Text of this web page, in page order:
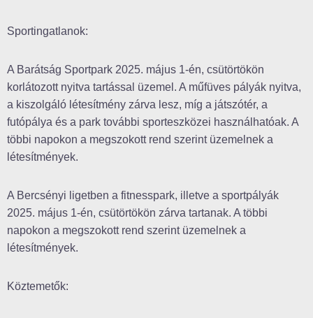
Sportingatlanok:
A Barátság Sportpark 2025. május 1-én, csütörtökön
korlátozott nyitva tartással üzemel. A műfüves pályák nyitva,
a kiszolgáló létesítmény zárva lesz, míg a játszótér, a
futópálya és a park további sporteszközei használhatóak. A
többi napokon a megszokott rend szerint üzemelnek a
létesítmények.
A Bercsényi ligetben a fitnesspark, illetve a sportpályák
2025. május 1-én, csütörtökön zárva tartanak. A többi
napokon a megszokott rend szerint üzemelnek a
létesítmények.
Köztemetők: